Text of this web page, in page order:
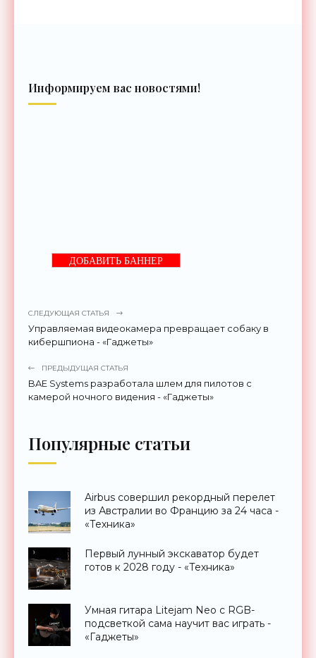
Информируем вас новостями!
ДОБАВИТЬ БАННЕР
СЛЕДУЮЩАЯ СТАТЬЯ
Управляемая видеокамера превращает собаку в
кибершпиона - «Гаджеты»
ПРЕДЫДУЩАЯ СТАТЬЯ
BAE Systems разработала шлем для пилотов с
камерой ночного видения - «Гаджеты»
Популярные статьи
Airbus совершил рекордный перелет
из Австралии во Францию за 24 часа -
«Техника»
Первый лунный экскаватор будет
готов к 2028 году - «Техника»
Умная гитара Litejam Neo с RGB-
подсветкой сама научит вас играть -
«Гаджеты»